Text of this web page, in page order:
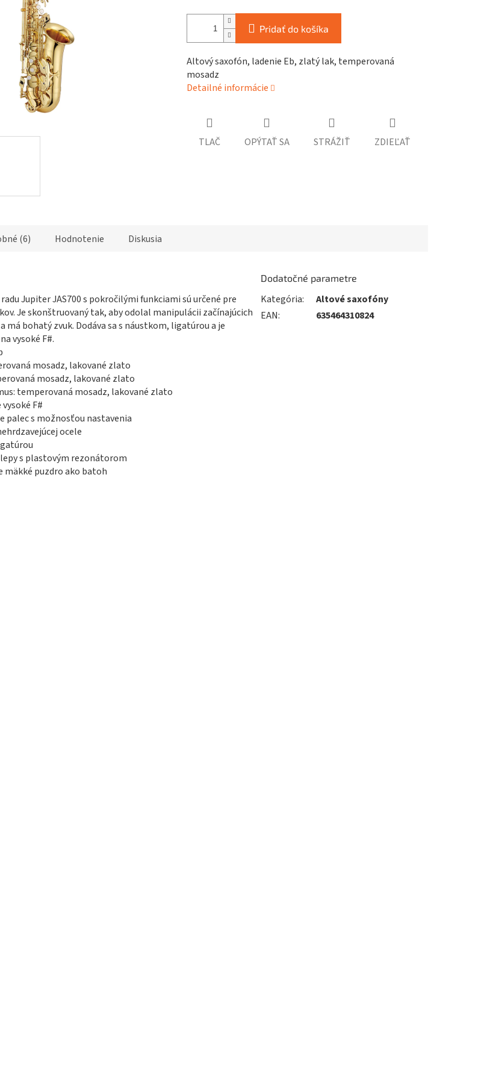
Pridať do košíka
Altový saxofón, ladenie Eb, zlatý lak, temperovaná
mosadz
Detailné informácie
TLAČ OPÝTAŤ SA STRÁŽIŤ ZDIEĽAŤ
(6) Hodnotenie Diskusia
Jupiter JAS700 s pokročilými funkciami sú určené pre
Je skonštruovaný tak, aby odolal manipulácii začínajúcich
má bohatý zvuk. Dodáva sa s náustkom, ligatúrou a je
vysoké F#.
mosadz, lakované zlato
mosadz, lakované zlato
temperovaná mosadz, lakované zlato
F#
palec s možnosťou nastavenia
ocele
s plastovým rezonátorom
mäkké puzdro ako batoh
Dodatočné parametre
Kategória:
Altové saxofóny
EAN: 635464310824